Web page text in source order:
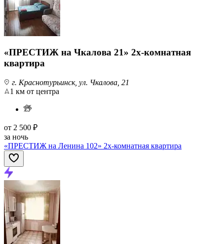
«ПРЕСТИЖ на Чкалова 21» 2х-комнатная
квартира
г. Краснотурьинск, ул. Чкалова, 21
1 км от центра
от 2 500 ₽
за ночь
«ПРЕСТИЖ на Ленина 102» 2х-комнатная квартира